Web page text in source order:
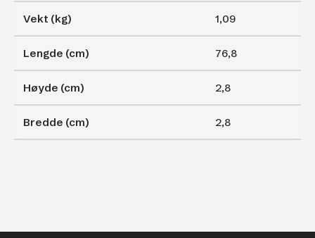
Vekt (kg) 1,09
Lengde (cm) 76,8
Høyde (cm) 2,8
Bredde (cm) 2,8